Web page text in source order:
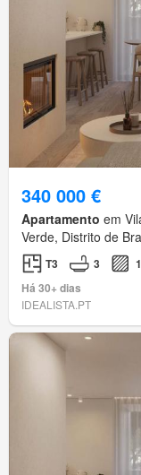
340 000 €
Apartamento em
Verde, Distrito de
T3 3
Há 30+ dias
IDEALISTA.PT